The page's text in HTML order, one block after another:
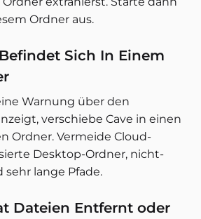
Ordner aus.
Sich In Einem
Warnung über den
verschiebe Cave in einen
Ordner. Vermeide Cloud-
Desktop-Ordner, nicht-
sehr lange Pfade.
Dateien Entfernt oder